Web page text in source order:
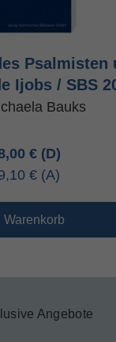
Psalmisten
Ijobs / SBS
Bauks
€
€
Warenkorb
Angebote